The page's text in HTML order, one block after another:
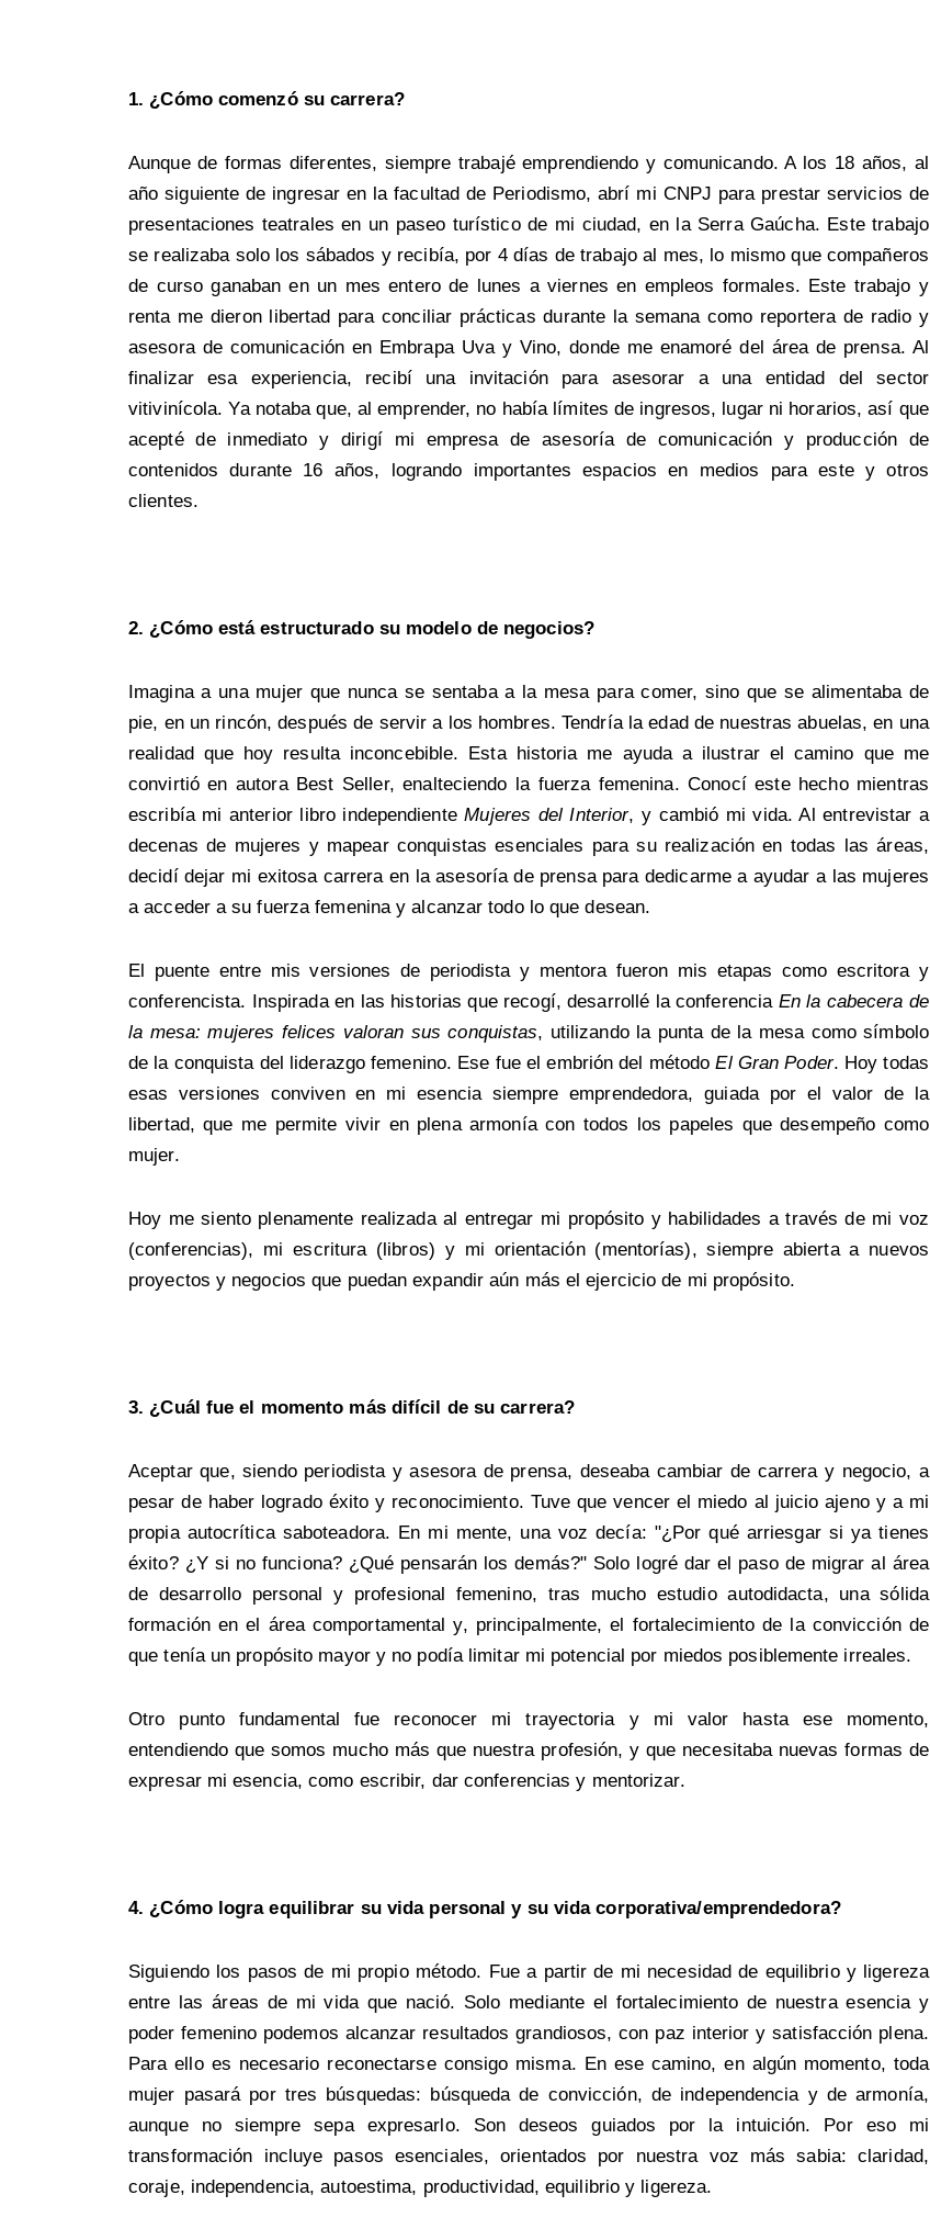
1. ¿Cómo comenzó su carrera?
Aunque de formas diferentes, siempre trabajé emprendiendo y comunicando. A los 18 años, al
año siguiente de ingresar en la facultad de Periodismo, abrí mi CNPJ para prestar servicios de
presentaciones teatrales en un paseo turístico de mi ciudad, en la Serra Gaúcha. Este trabajo
se realizaba solo los sábados y recibía, por 4 días de trabajo al mes, lo mismo que compañeros
de curso ganaban en un mes entero de lunes a viernes en empleos formales. Este trabajo y
renta me dieron libertad para conciliar prácticas durante la semana como reportera de radio y
asesora de comunicación en Embrapa Uva y Vino, donde me enamoré del área de prensa. Al
finalizar esa experiencia, recibí una invitación para asesorar a una entidad del sector
vitivinícola. Ya notaba que, al emprender, no había límites de ingresos, lugar ni horarios, así que
acepté de inmediato y dirigí mi empresa de asesoría de comunicación y producción de
contenidos durante 16 años, logrando importantes espacios en medios para este y otros
clientes.
2. ¿Cómo está estructurado su modelo de negocios?
Imagina a una mujer que nunca se sentaba a la mesa para comer, sino que se alimentaba de
pie, en un rincón, después de servir a los hombres. Tendría la edad de nuestras abuelas, en una
realidad que hoy resulta inconcebible. Esta historia me ayuda a ilustrar el camino que me
convirtió en autora Best Seller, enalteciendo la fuerza femenina. Conocí este hecho mientras
escribía mi anterior libro independienteMujeres del Interior, y cambió mi vida. Al entrevistar a
decenas de mujeres y mapear conquistas esenciales para su realización en todas las áreas,
decidí dejar mi exitosa carrera en la asesoría de prensa para dedicarme a ayudar a las mujeres
a acceder a su fuerza femenina y alcanzar todo lo que desean.
El puente entre mis versiones de periodista y mentora fueron mis etapas como escritora y
conferencista. Inspirada en las historias que recogí, desarrollé la conferencia En la cabecera de
la mesa: mujeres felices valoran sus conquistas, utilizando la punta de la mesa como símbolo
de la conquista del liderazgo femenino. Ese fue el embrión del métodoEl Gran Poder. Hoy todas
esas versiones conviven en mi esencia siempre emprendedora, guiada por el valor de la
libertad, que me permite vivir en plena armonía con todos los papeles que desempeño como
mujer.
Hoy me siento plenamente realizada al entregar mi propósito y habilidades a través de mi voz
(conferencias), mi escritura (libros) y mi orientación (mentorías), siempre abierta a nuevos
proyectos y negocios que puedan expandir aún más el ejercicio de mi propósito.
3. ¿Cuál fue el momento más difícil de su carrera?
Aceptar que, siendo periodista y asesora de prensa, deseaba cambiar de carrera y negocio, a
pesar de haber logrado éxito y reconocimiento. Tuve que vencer el miedo al juicio ajeno y a mi
propia autocrítica saboteadora. En mi mente, una voz decía: "¿Por qué arriesgar si ya tienes
éxito? ¿Y si no funciona? ¿Qué pensarán los demás?" Solo logré dar el paso de migrar al área
de desarrollo personal y profesional femenino, tras mucho estudio autodidacta, una sólida
formación en el área comportamental y, principalmente, el fortalecimiento de la convicción de
que tenía un propósito mayor y no podía limitar mi potencial por miedos posiblemente irreales.
Otro punto fundamental fue reconocer mi trayectoria y mi valor hasta ese momento,
entendiendo que somos mucho más que nuestra profesión, y que necesitaba nuevas formas de
expresar mi esencia, como escribir, dar conferencias y mentorizar.
4. ¿Cómo logra equilibrar su vida personal y su vida corporativa/emprendedora?
Siguiendo los pasos de mi propio método. Fue a partir de mi necesidad de equilibrio y ligereza
entre las áreas de mi vida que nació. Solo mediante el fortalecimiento de nuestra esencia y
poder femenino podemos alcanzar resultados grandiosos, con paz interior y satisfacción plena.
Para ello es necesario reconectarse consigo misma. En ese camino, en algún momento, toda
mujer pasará por tres búsquedas: búsqueda de convicción, de independencia y de armonía,
aunque no siempre sepa expresarlo. Son deseos guiados por la intuición. Por eso mi
transformación incluye pasos esenciales, orientados por nuestra voz más sabia: claridad,
coraje, independencia, autoestima, productividad, equilibrio y ligereza.